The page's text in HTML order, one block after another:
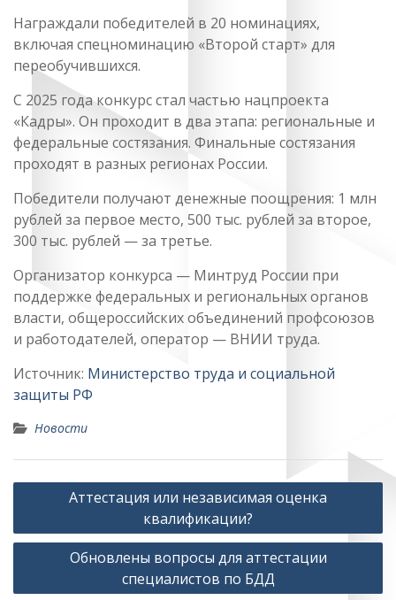
Награждали победителей в 20 номинациях,
включая спецноминацию «Второй старт» для
переобучившихся.
С 2025 года конкурс стал частью нацпроекта
«Кадры». Он проходит в два этапа: региональные и
федеральные состязания. Финальные состязания
проходят в разных регионах России.
Победители получают денежные поощрения: 1 млн
рублей за первое место, 500 тыс. рублей за второе,
300 тыс. рублей — за третье.
Организатор конкурса — Минтруд России при
поддержке федеральных и региональных органов
власти, общероссийских объединений профсоюзов
и работодателей, оператор — ВНИИ труда.
Источник: Министерство труда и социальной
защиты РФ
Новости
Навигация
записям
Аттестация или независимая оценка
квалификации?
Обновлены вопросы для аттестации
специалистов по БДД